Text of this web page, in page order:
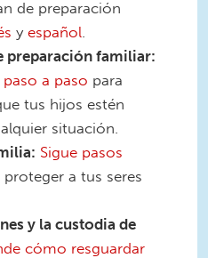
de preparación
y español
preparación familiar:
a paso para
tus hijos estén
situación.
Sigue pasos
proteger a tus seres
y la custodia de
cómo resguardar